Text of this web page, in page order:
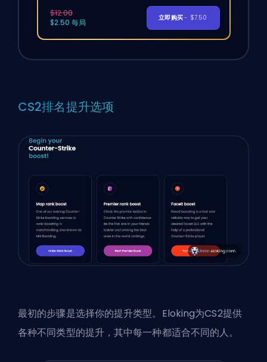
$12.00
$2.50 每局
立即购买- $7.50
CS2排名提升选项
最初的步骤是选择你的提升类型。Eloking为CS2提供
各种不同类型的提升，其中每一种都适合不同的人。